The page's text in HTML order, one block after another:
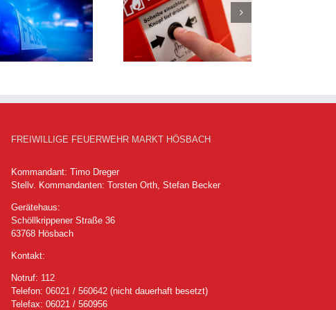
Ausgelöste
Brandmeldeanlage
FREIWILLIGE FEUERWEHR MARKT HÖSBACH
Kommandant: Timo Dreger
Stellv. Kommandanten: Torsten Orth, Stefan Becker
Gerätehaus:
Schöllkrippener Straße 36
63768 Hösbach
Kontakt:
Notruf: 112
Telefon:06021 / 560642 (nicht dauerhaft besetzt)
Telefax: 06021 / 560956